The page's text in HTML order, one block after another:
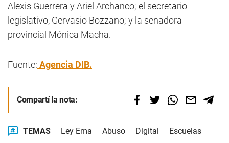
Alexis Guerrera y Ariel Archanco; el secretario
legislativo, Gervasio Bozzano; y la senadora
provincial Mónica Macha.
Fuente: Agencia DIB.
Compartí la nota:
TEMAS Ley Ema Abuso Digital Escuelas